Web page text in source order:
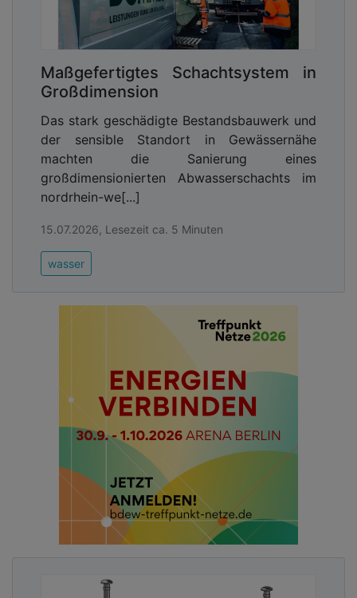
Maßgefertigtes Schachtsystem in
Großdimension
Das stark geschädigte Bestandsbauwerk und
der sensible Standort in Gewässernähe
machten die Sanierung eines
großdimensionierten Abwasserschachts im
nordrhein-we[...]
15.07.2026, Lesezeit ca. 5 Minuten
wasser